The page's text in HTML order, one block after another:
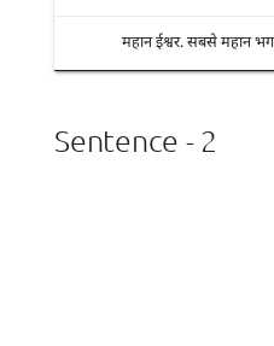
महान ईश्वर. सबसे महान
Sentence - 2